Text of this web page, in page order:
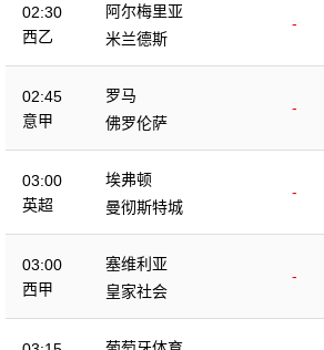
02:30
西乙
阿尔梅里亚
-
米兰德斯
02:45
意甲
罗马
-
佛罗伦萨
03:00
英超
埃弗顿
-
曼彻斯特城
03:00
西甲
塞维利亚
-
皇家社会